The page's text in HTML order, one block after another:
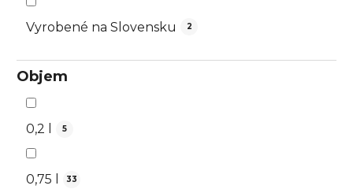
Vyrobené na Slovensku 2
Objem
0,2 l 5
0,75 l 33